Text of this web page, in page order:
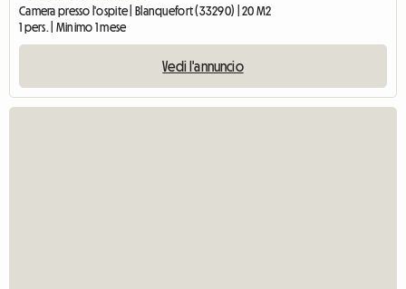
Camera presso l'ospite | Blanquefort (33290) | 20 M2
1 pers. | Minimo 1 mese
Vedi l'annuncio